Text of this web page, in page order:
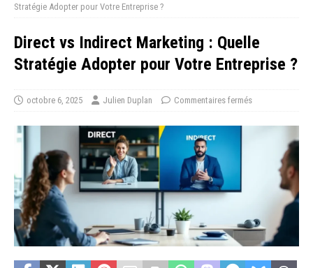
Stratégie Adopter pour Votre Entreprise ?
Direct vs Indirect Marketing : Quelle
Stratégie Adopter pour Votre Entreprise ?
octobre 6, 2025 Julien Duplan Commentaires fermés